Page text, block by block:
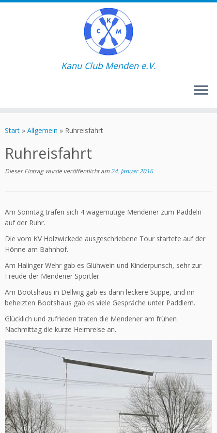
Inhalt
Kanu Club Menden e.V.
Start » Allgemein » Ruhreisfahrt
Ruhreisfahrt
Dieser Eintrag wurde veröffentlicht am24. Januar 2016
Am Sonntag trafen sich 4 wagemutige Mendener zum Paddeln
auf der Ruhr.
Die vom KV Holzwickede ausgeschriebene Tour startete auf der
Hönne am Bahnhof.
Am Halinger Wehr gab es Glühwein und Kinderpunsch, sehr zur
Freude der Mendener Sportler.
Am Bootshaus in Dellwig gab es dann leckere Suppe, und im
beheizten Bootshaus gab es viele Gespräche unter Paddlern.
Glücklich und zufrieden traten die Mendener am frühen
Nachmittag die kurze Heimreise an.